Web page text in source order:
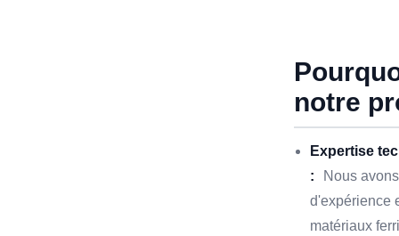
notre
Expertise
:
Nous
d'expérience
matériaux